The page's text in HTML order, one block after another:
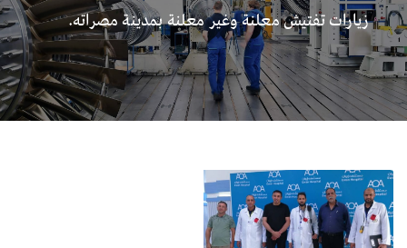
زيارات تفتيش معلنة وغير معلنة بمدينة مصراته.